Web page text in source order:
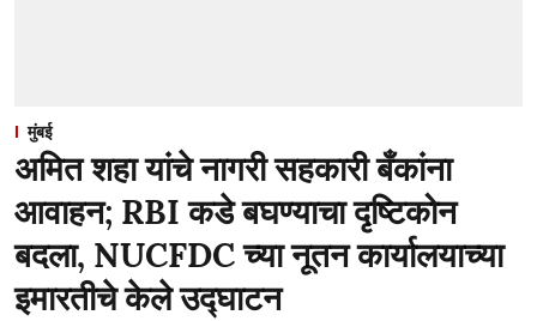
मुंबई
अमित शहा यांचे नागरी सहकारी बँकांना
आवाहन; RBI कडे बघण्याचा दृष्टिकोन
बदला, NUCFDC च्या नूतन कार्यालयाच्या
इमारतीचे केले उद्घाटन